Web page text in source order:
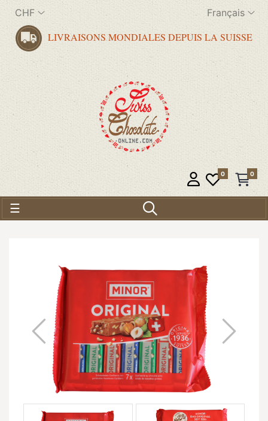
CHF Français
LIVRAISONS MONDIALES DEPUIS LA SUISSE
0 0
Basculer la navigation
☰